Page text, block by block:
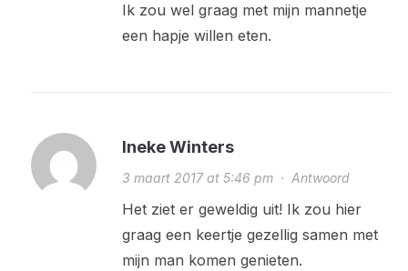
Ik zou wel graag met mijn mannetje
een hapje willen eten.
Ineke Winters
3 maart 2017 at 5:46 pm· Antwoord
Het ziet er geweldig uit! Ik zou hier
graag een keertje gezellig samen met
mijn man komen genieten.